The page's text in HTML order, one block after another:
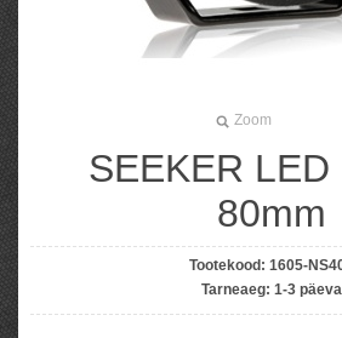
Zoom
SEEKER LED
80mm
Tootekood: 1605-
Tarneaeg: 1-3 päeva